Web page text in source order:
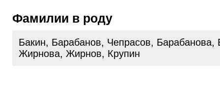
Фамилии в роду
Бакин, Барабанов, Чепрасов, Барабанова,
Жирнова, Жирнов, Крупин